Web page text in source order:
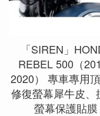
「SIREN」
REBEL 500（
2020） 專車專用
修復螢幕犀牛皮、
螢幕保護貼膜